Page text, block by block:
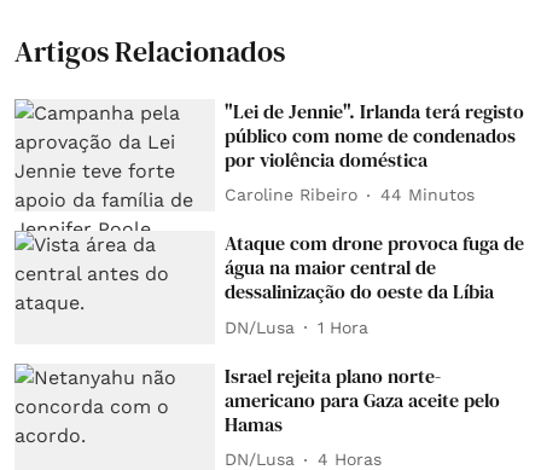
Artigos Relacionados
"Lei de Jennie". Irlanda terá registo
público com nome de condenados
por violência doméstica
Caroline Ribeiro 44 Minutos
Ataque com drone provoca fuga de
água na maior central de
dessalinização do oeste da Líbia
DN/Lusa 1 Hora
Israel rejeita plano norte-
americano para Gaza aceite pelo
Hamas
DN/Lusa 4 Horas